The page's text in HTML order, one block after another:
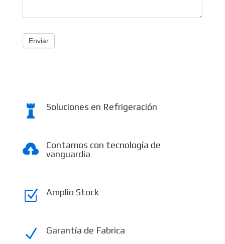
Enviar
 Soluciones en Refrigeración

Contamos con tecnología de
vanguardia
Z Amplio Stock
N Garantía de Fabrica